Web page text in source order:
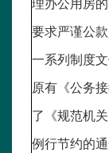
理办公用房
要求严谨公
一系列制度
原有《公务
了《规范机
例行节约的通